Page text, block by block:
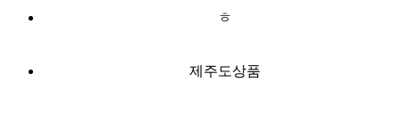
ㅎ
제주도상품